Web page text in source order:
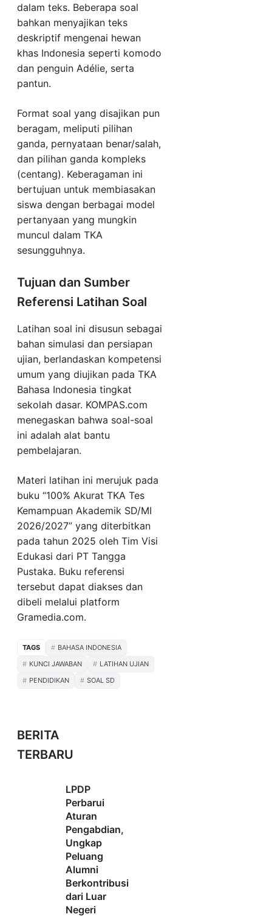
dalam teks. Beberapa soal
bahkan menyajikan teks
deskriptif mengenai hewan
khas Indonesia seperti komodo
dan penguin Adélie, serta
pantun.
Format soal yang disajikan pun
beragam, meliputi pilihan
ganda, pernyataan benar/salah,
dan pilihan ganda kompleks
(centang). Keberagaman ini
bertujuan untuk membiasakan
siswa dengan berbagai model
pertanyaan yang mungkin
muncul dalam TKA
sesungguhnya.
Tujuan dan Sumber
Referensi Latihan Soal
Latihan soal ini disusun sebagai
bahan simulasi dan persiapan
ujian, berlandaskan kompetensi
umum yang diujikan pada TKA
Bahasa Indonesia tingkat
sekolah dasar. KOMPAS.com
menegaskan bahwa soal-soal
ini adalah alat bantu
pembelajaran.
Materi latihan ini merujuk pada
buku “100% Akurat TKA Tes
Kemampuan Akademik SD/MI
2026/2027” yang diterbitkan
pada tahun 2025 oleh Tim Visi
Edukasi dari PT Tangga
Pustaka. Buku referensi
tersebut dapat diakses dan
dibeli melalui platform
Gramedia.com.
TAGS
BAHASA INDONESIA
KUNCI JAWABAN
LATIHAN UJIAN
PENDIDIKAN
SOAL SD
BERITA
TERBARU
LPDP
Perbarui
Aturan
Pengabdian,
Ungkap
Peluang
Alumni
Berkontribusi
dari Luar
Negeri